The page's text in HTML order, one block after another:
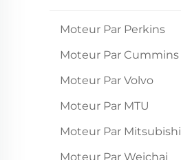
Moteur Par Perkins
Moteur Par Cummins
Moteur Par Volvo
Moteur Par MTU
Moteur Par Mitsubishi
Moteur Par Weichai